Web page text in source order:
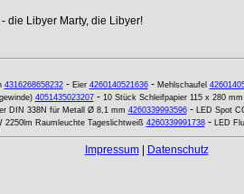
die Libyer Marty, die Libyer!
4316268658232- Eier 4260140521636- Mehlschaufel
4051435023207- 10 Stück Schleifpapier 115 x 280
DIN 338N für Metall Ø 8,1 mm 4260339993596- LED Spot
2250lm Raumleuchte Tageslichtweiß 4260339991738- LED
Impressum| Datenschutz